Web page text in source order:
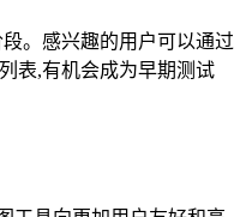
。感兴趣的用户可以通过
表,有机会成为早期测试